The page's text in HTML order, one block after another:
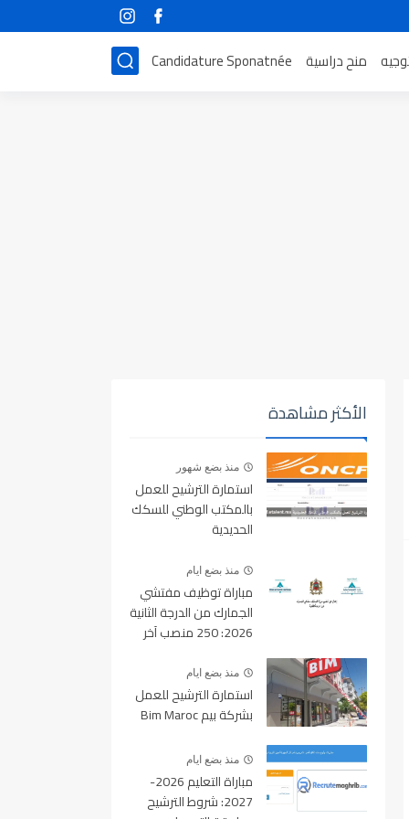
منح دراسية Candidature Sponatnée
الأكثر مشاهدة
منذ بضع شهور
استمارة الترشيح للعمل
بالمكتب الوطني للسكك
الحديدية
منذ بضع ايام
مباراة توظيف مفتشي
الجمارك من الدرجة الثانية
2026: 250 منصب آخر
2026منذ بضع ايام
استمارة الترشيح للعمل
بشركة بيم Bim Maroc
منذ بضع ايام
مباراة التعليم 2026-
2027: شروط الترشيح